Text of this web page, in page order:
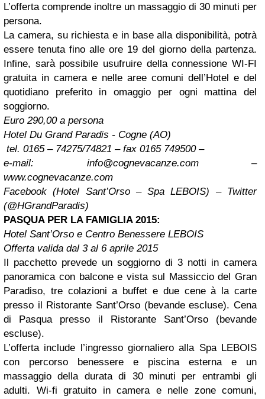
L’offerta comprende inoltre un massaggio di 30 minuti per
persona.
La camera, su richiesta e in base alla disponibilità, potrà
essere tenuta fino alle ore 19 del giorno della partenza.
Infine, sarà possibile usufruire della connessione WI-FI
gratuita in camera e nelle aree comuni dell’Hotel e del
quotidiano preferito in omaggio per ogni mattina del
soggiorno.
Euro 290,00 a persona
Hotel Du Grand Paradis - Cogne (AO)
tel. 0165 – 74275/74821 – fax 0165 749500 –
e-mail: info@cognevacanze.com–
www.cognevacanze.com
Facebook (Hotel Sant’Orso – Spa LEBOIS) – Twitter
(@HGrandParadis)
PASQUA PER LA FAMIGLIA 2015:
Hotel Sant’Orso e Centro Benessere LEBOIS
Offerta valida dal 3 al 6 aprile 2015
Il pacchetto prevede un soggiorno di 3 notti in camera
panoramica con balcone e vista sul Massiccio del Gran
Paradiso, tre colazioni a buffet e due cene à la carte
presso il Ristorante Sant’Orso (bevande escluse). Cena
di Pasqua presso il Ristorante Sant’Orso (bevande
escluse).
L’offerta include l’ingresso giornaliero alla Spa LEBOIS
con percorso benessere e piscina esterna e un
massaggio della durata di 30 minuti per entrambi gli
adulti. Wi-fi gratuito in camera e nelle zone comuni,